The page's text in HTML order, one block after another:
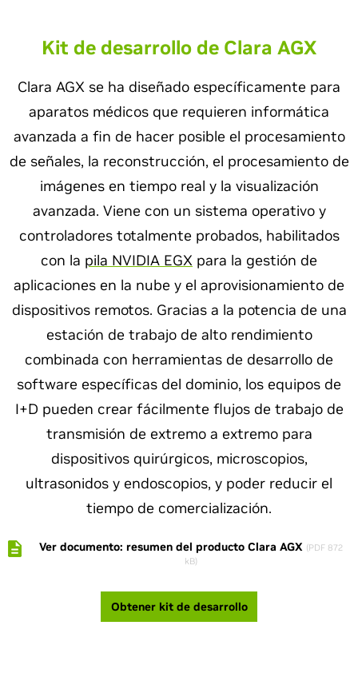
Kit de desarrollo de Clara AGX
Clara AGX se ha diseñado específicamente para
aparatos médicos que requieren informática
avanzada a fin de hacer posible el procesamiento
de señales, la reconstrucción, el procesamiento de
imágenes en tiempo real y la visualización
avanzada. Viene con un sistema operativo y
controladores totalmente probados, habilitados
con la pila NVIDIA EGX para la gestión de
aplicaciones en la nube y el aprovisionamiento de
dispositivos remotos. Gracias a la potencia de una
estación de trabajo de alto rendimiento
combinada con herramientas de desarrollo de
software específicas del dominio, los equipos de
I+D pueden crear fácilmente flujos de trabajo de
transmisión de extremo a extremo para
dispositivos quirúrgicos, microscopios,
ultrasonidos y endoscopios, y poder reducir el
tiempo de comercialización.
Ver documento: resumen del producto Clara AGX (PDF 872
kB)
Obtener kit de desarrollo